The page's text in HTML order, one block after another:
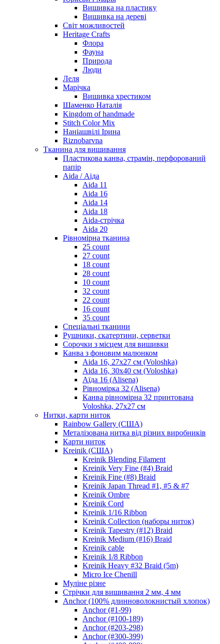
Вишивка на пластику
Вишивка на дереві
Світ можливостей
Heritage Crafts
Флора
Фауна
Природа
Люди
Леля
Марічка
Вишивка хрестиком
Шаменко Наталія
Kingdom of handmade
Stitch Color Mix
Наніашвілі Ірина
Riznobarvna
Тканина для вишивання
Пластикова канва, страмін, перфорований
папір
Aida / Аіда
Aida 11
Aida 16
Aida 14
Aida 18
Aida-стрічка
Aida 20
Рівномірна тканина
25 count
27 count
18 count
28 count
10 count
32 count
22 count
16 count
35 count
Спеціальні тканини
Рушники, скатертини, серветки
Сорочки з місцем для вишивки
Канва з фоновим малюнком
Aida 16, 27х27 см (Voloshka)
Aida 16, 30х40 см (Voloshka)
Аїда 16 (Alisena)
Рівномірка 32 (Alisena)
Канва рівномірна 32 принтована
Voloshka, 27х27 см
Нитки, карти ниток
Rainbow Gallery (США)
Металізована нитка від різних виробників
Карти ниток
Kreinik (США)
Kreinik Blending Filament
Kreinik Very Fine (#4) Braid
Kreinik Fine (#8) Braid
Kreinik Japan Thread #1, #5 & #7
Kreinik Ombre
Kreinik Cord
Kreinik 1/16 Ribbon
Kreinik Collection (наборы ниток)
Kreinik Tapestry (#12) Braid
Kreinik Medium (#16) Braid
Kreinik cable
Kreinik 1/8 Ribbon
Kreinik Heavy #32 Braid (5m)
Micro Ice Chenill
Муліне різне
Стрічки для вишивання 2 мм, 4 мм
Anchor (100% длинноволокнистый хлопок)
Anchor (#1-99)
Anchor (#100-189)
Anchor (#203-298)
Anchor (#300-399)